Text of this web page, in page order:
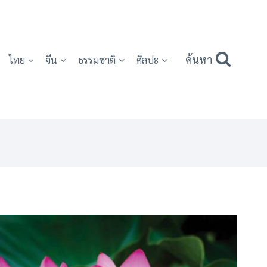
ไทย จีน ธรรมชาติ ศิลปะ ค้นหา